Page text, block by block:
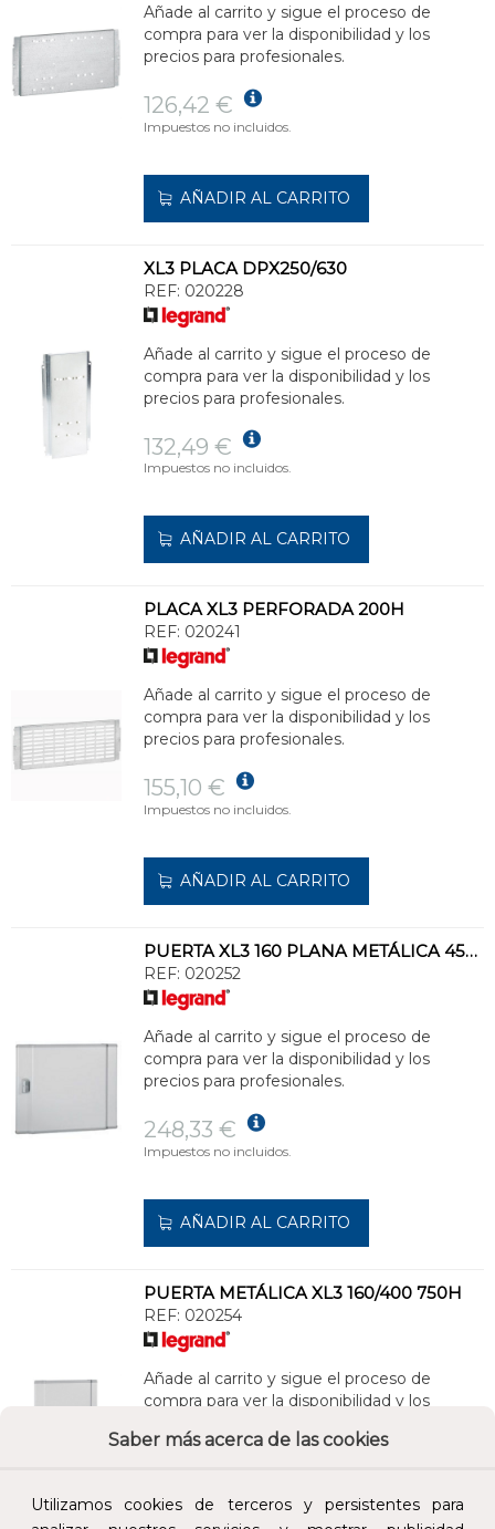
Saber más acerca de las cookies
Utilizamos cookies de terceros y persistentes para
Añade al carrito y sigue el proceso de
compra para ver la disponibilidad y los
precios para profesionales.
126,42 €
Impuestos no incluidos.
AÑADIR AL CARRITO
XL3 PLACA DPX250/630
REF: 020228
Añade al carrito y sigue el proceso de
compra para ver la disponibilidad y los
precios para profesionales.
132,49 €
Impuestos no incluidos.
AÑADIR AL CARRITO
PLACA XL3 PERFORADA 200H
REF: 020241
Añade al carrito y sigue el proceso de
compra para ver la disponibilidad y los
precios para profesionales.
155,10 €
Impuestos no incluidos.
AÑADIR AL CARRITO
PUERTA XL3 160 PLANA METÁLICA 450m
REF: 020252
Añade al carrito y sigue el proceso de
compra para ver la disponibilidad y los
precios para profesionales.
248,33 €
Impuestos no incluidos.
AÑADIR AL CARRITO
PUERTA METÁLICA XL3 160/400 750H
REF: 020254
Añade al carrito y sigue el proceso de
compra para ver la disponibilidad y los